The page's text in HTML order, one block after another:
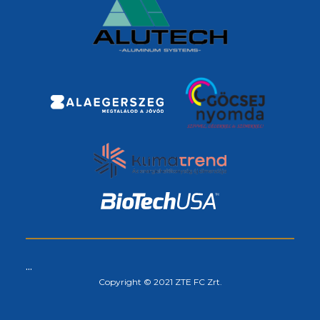
...
Copyright © 2021 ZTE FC Zrt.